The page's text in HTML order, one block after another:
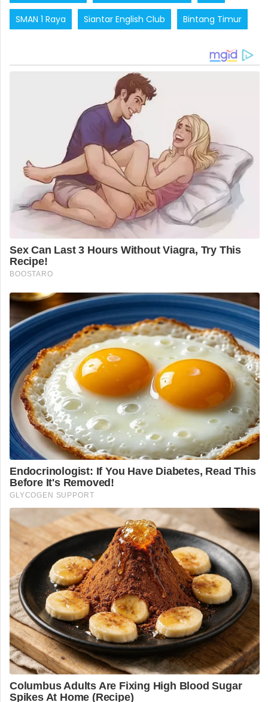
SMAN 1 Raya Siantar English Club Bintang Timur